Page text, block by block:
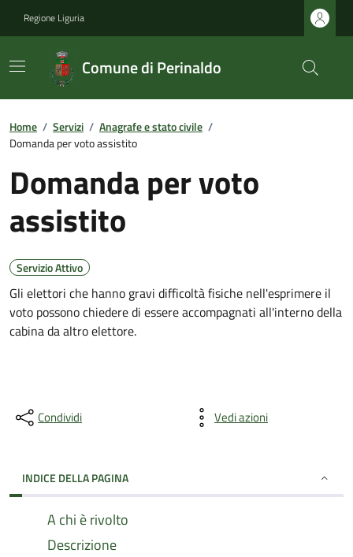
Regione Liguria
Comune di Perinaldo
Home / Servizi / Anagrafe e stato civile /
Domanda per voto assistito
Domanda per voto
assistito
Servizio Attivo
Gli elettori che hanno gravi difficoltà fisiche nell'esprimere il
voto possono chiedere di essere accompagnati all'interno della
cabina da altro elettore.
Condividi Vedi azioni
INDICE DELLA PAGINA
A chi è rivolto
Descrizione